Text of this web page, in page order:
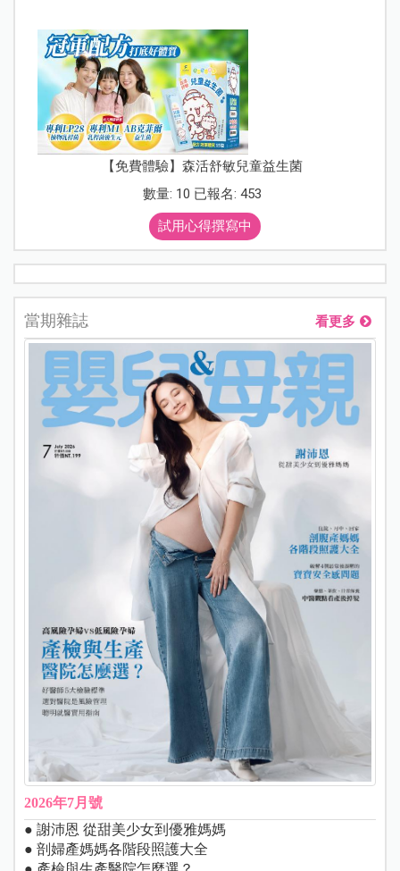
【免費體驗】森活舒敏兒童益生菌
數量: 10 已報名: 453
試用心得撰寫中
當期雜誌 看更多
2026年7月號
● 謝沛恩 從甜美少女到優雅媽媽
● 剖婦產媽媽各階段照護大全